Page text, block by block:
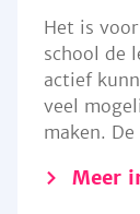
Het is
school de
actief
veel
maken.
Meer